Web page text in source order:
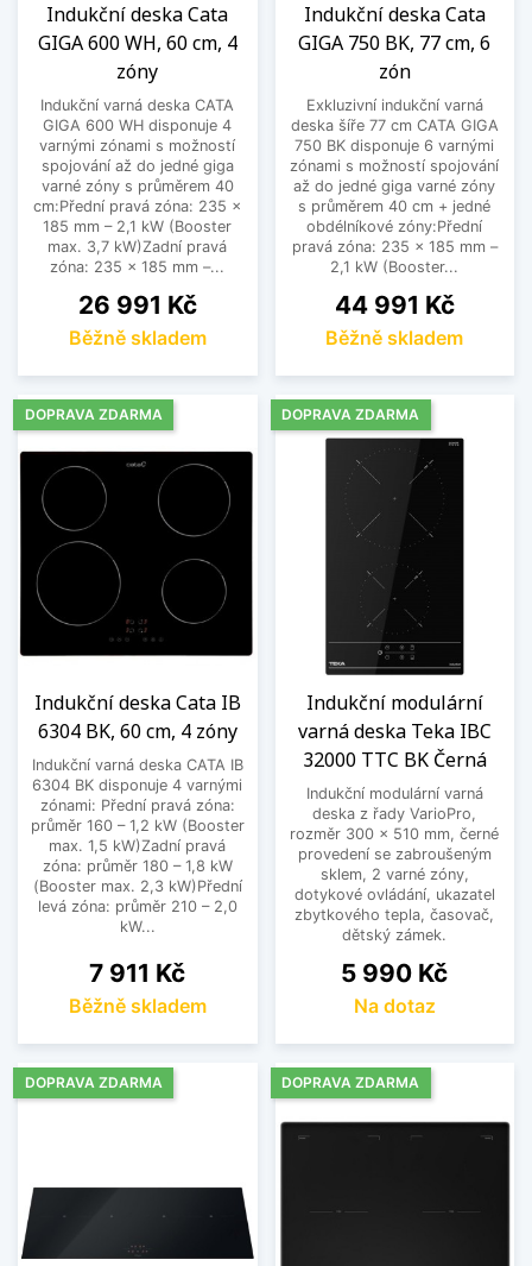
Indukční deska Cata
GIGA 600 WH, 60 cm, 4
zóny
Indukční varná deska CATA
GIGA 600 WH disponuje 4
varnými zónami s možností
spojování až do jedné giga
varné zóny s průměrem 40
cm:Přední pravá zóna: 235 ×
185 mm – 2,1 kW (Booster
max. 3,7 kW)Zadní pravá
zóna: 235 × 185 mm –...
Cena
26 991 Kč
Běžně skladem
Indukční deska Cata
GIGA 750 BK, 77 cm, 6
zón
Exkluzivní indukční varná
deska šíře 77 cm CATA GIGA
750 BK disponuje 6 varnými
zónami s možností spojování
až do jedné giga varné zóny
s průměrem 40 cm + jedné
obdélníkové zóny:Přední
pravá zóna: 235 × 185 mm –
2,1 kW (Booster...
Cena
44 991 Kč
Běžně skladem
Indukční deska Cata IB
6304 BK, 60 cm, 4 zóny
Indukční varná deska CATA IB
6304 BK disponuje 4 varnými
zónami: Přední pravá zóna:
průměr 160 – 1,2 kW (Booster
max. 1,5 kW)Zadní pravá
zóna: průměr 180 – 1,8 kW
(Booster max. 2,3 kW)Přední
levá zóna: průměr 210 – 2,0
kW...
Cena
7 911 Kč
Běžně skladem
DOPRAVA ZDARMA
Indukční modulární
varná deska Teka IBC
32000 TTC BK Černá
Indukční modulární varná
deska z řady VarioPro,
rozměr 300 x 510 mm, černé
provedení se zabroušeným
sklem, 2 varné zóny,
dotykové ovládání, ukazatel
zbytkového tepla, časovač,
dětský zámek.
Cena
5 990 Kč
Na dotaz
DOPRAVA ZDARMA
DOPRAVA ZDARMA DOPRAVA ZDARMA